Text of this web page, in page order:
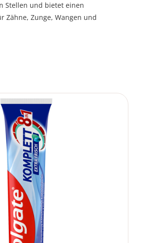
Stellen und bietet einen
Zähne, Zunge, Wangen und